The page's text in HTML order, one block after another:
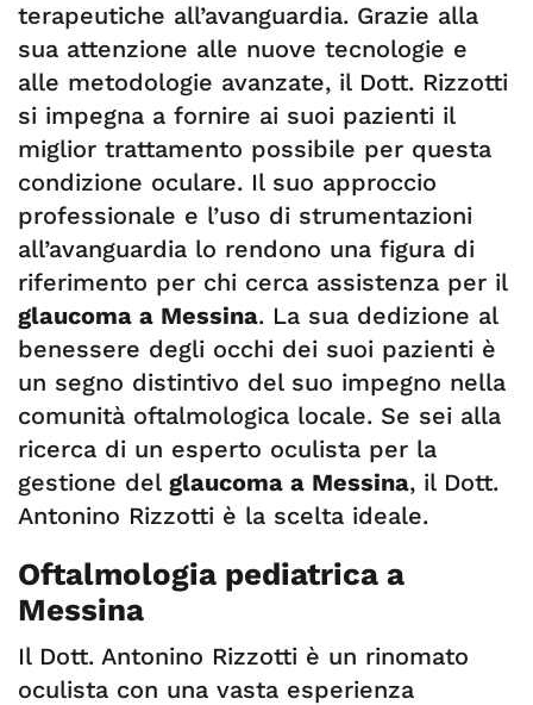
terapeutiche all’avanguardia. Grazie alla
sua attenzione alle nuove tecnologie e
alle metodologie avanzate, il Dott. Rizzotti
si impegna a fornire ai suoi pazienti il
miglior trattamento possibile per questa
condizione oculare. Il suo approccio
professionale e l’uso di strumentazioni
all’avanguardia lo rendono una figura di
riferimento per chi cerca assistenza per il
glaucoma a Messina. La sua dedizione al
benessere degli occhi dei suoi pazienti è
un segno distintivo del suo impegno nella
comunità oftalmologica locale. Se sei alla
ricerca di un esperto oculista per la
gestione del glaucoma a Messina, il Dott.
Antonino Rizzotti è la scelta ideale.
Oftalmologia pediatrica a
Messina
Il Dott. Antonino Rizzotti è un rinomato
oculista con una vasta esperienza